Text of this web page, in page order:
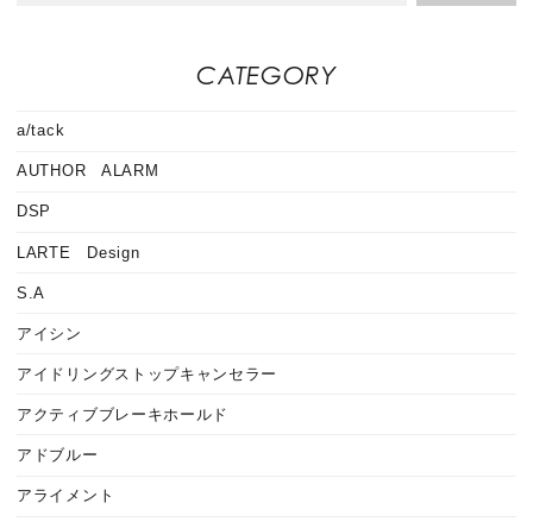
CATEGORY
a/tack
AUTHOR ALARM
DSP
LARTE Design
S.A
アイシン
アイドリングストップキャンセラー
アクティブブレーキホールド
アドブルー
アライメント